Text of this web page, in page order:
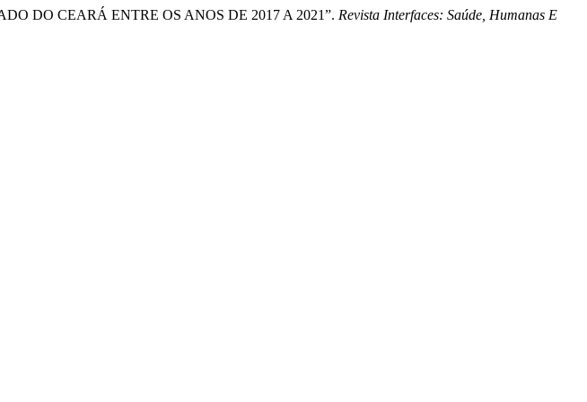
DO CEARÁ ENTRE OS ANOS DE 2017 A 2021”. Revista Interfaces: Saúde, Humanas E